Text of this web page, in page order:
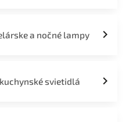
a nočné lampy
svietidlá